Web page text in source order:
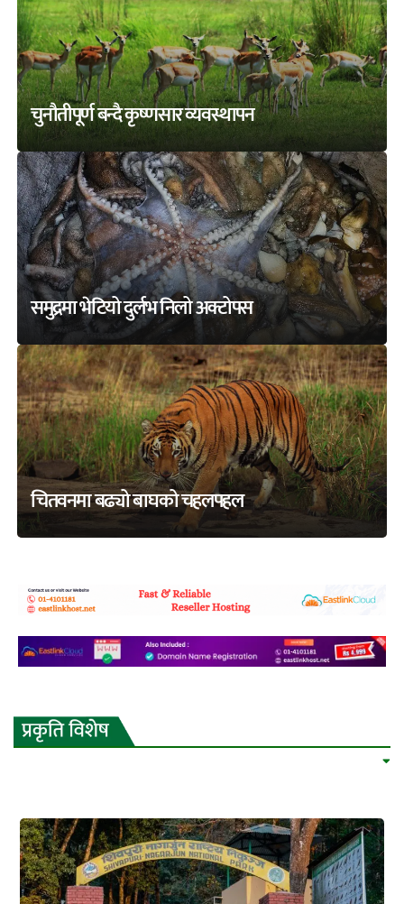
चुनौतीपूर्ण बन्दै कृष्णसार व्यवस्थापन
समुद्रमा भेटियो दुर्लभ निलो अक्टोपस
चितवनमा बढ्यो बाघको चहलपहल